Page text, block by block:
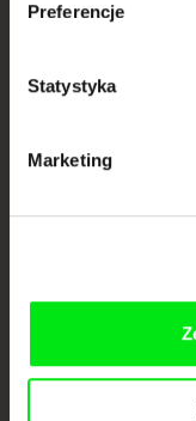
Preferencje
Statystyka
Marketing
CPH:DOX